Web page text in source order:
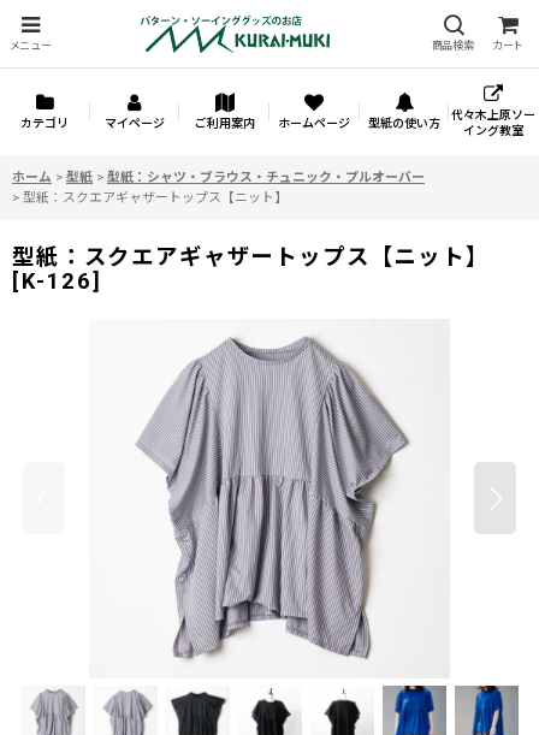
メニュー 商品検索 カート
カテゴリ マイページ ご利用案内 ホームページ 型紙の使い方
代々木上原ソー
イング教室
ホーム > 型紙 > 型紙：シャツ・ブラウス・チュニック・プルオーバー
> 型紙：スクエアギャザートップス【ニット】
型紙：スクエアギャザートップス【ニット】
[K-126]